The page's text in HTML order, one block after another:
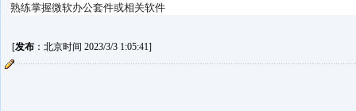
熟练掌握微软办公套件或相关软件
[发布：北京时间 2023/3/3 1:05:41]